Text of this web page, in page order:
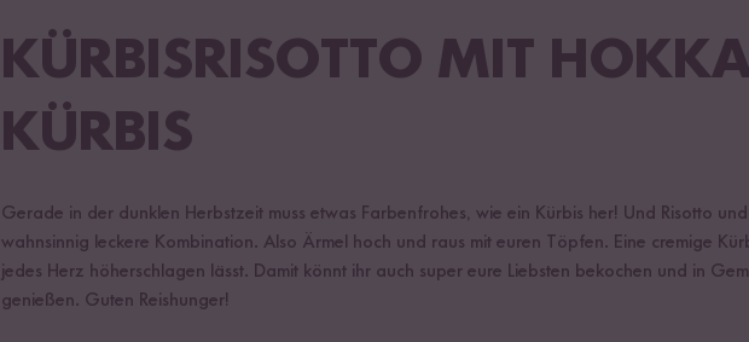
KÜRBISRISOTTO MIT
KÜRBIS
Gerade in der dunklen Herbstzeit muss etwas Farbenfrohes, wie ein Kürbis her! Und Risotto
wahnsinnig leckere Kombination. Also Ärmel hoch und raus mit euren Töpfen. Eine cremige
jedes Herz höherschlagen lässt. Damit könnt ihr auch super eure Liebsten bekochen und in
genießen. Guten Reishunger!